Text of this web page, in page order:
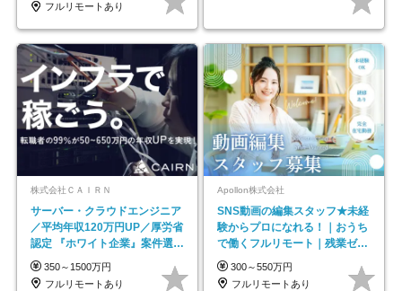
フルリモートあり
株式会社ＣＡＩＲＮ
サーバー・クラウドエンジニア
／平均年収120万円UP／厚労省
認定 『ホワイト企業』案件選択
制度／年休129日
350～1500万円
フルリモートあり
Apollon株式会社
SNS動画の編集スタッフ★未経
験からプロになれる！｜おうち
で働くフルリモート｜残業ゼロ
で18時退勤◎
300～550万円
フルリモートあり